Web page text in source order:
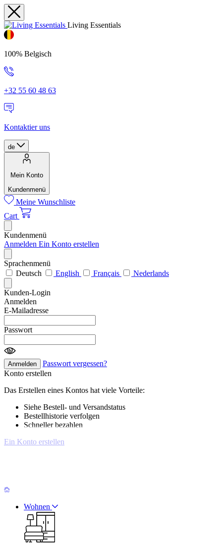
Living Essentials
100% Belgisch
+32 55 60 48 63
Kontaktier uns
de
Mein Konto
Kundenmenü
Meine Wunschliste
Cart
Kundenmenü
Anmelden Ein Konto erstellen
Sprachenmenü
Deutsch
English Français Nederlands
Kunden-Login
Anmelden
E-Mailadresse
Passwort
Anmelden
Passwort vergessen?
Konto erstellen
Das Erstellen eines Kontos hat viele Vorteile:
Siehe Bestell- und Versandstatus
Bestellhistorie verfolgen
Schneller bezahlen
Ein Konto erstellen
Wohnen